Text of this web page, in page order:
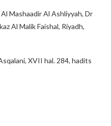
Mashaadir Al Ashliyyah, Dr
Al Malik Faishal, Riyadh,
XVII hal. 284, hadits